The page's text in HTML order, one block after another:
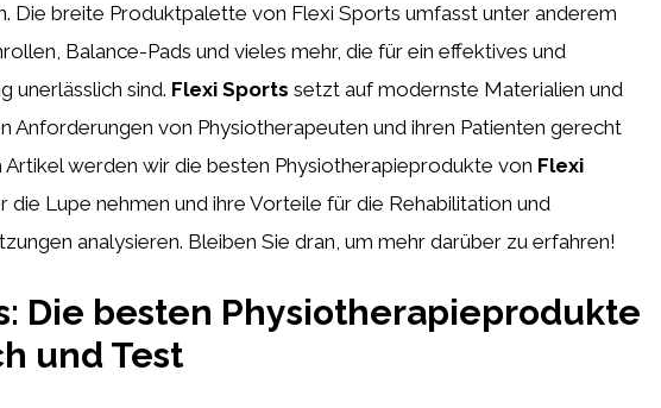
Die breite Produktpalette von Flexi Sports umfasst unter anderem
Balance-Pads und vieles mehr, die für ein effektives und
unerlässlich sind. Flexi Sports setzt auf modernste Materialien und
Anforderungen von Physiotherapeuten und ihren Patienten gerecht
Artikel werden wir die besten Physiotherapieprodukte von Flexi
die Lupe nehmen und ihre Vorteile für die Rehabilitation und
analysieren. Bleiben Sie dran, um mehr darüber zu erfahren!
Die besten Physiotherapieprodukte
und Test